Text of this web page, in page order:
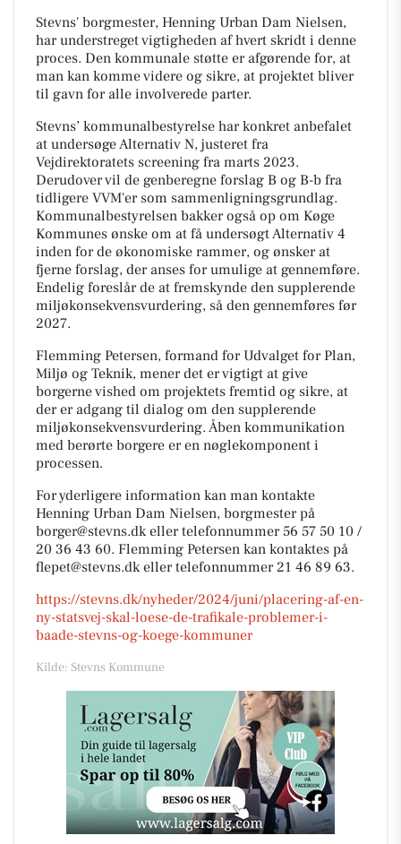
Stevns' borgmester, Henning Urban Dam Nielsen,
har understreget vigtigheden af hvert skridt i denne
proces. Den kommunale støtte er afgørende for, at
man kan komme videre og sikre, at projektet bliver
til gavn for alle involverede parter.
Stevns’ kommunalbestyrelse har konkret anbefalet
at undersøge Alternativ N, justeret fra
Vejdirektoratets screening fra marts 2023.
Derudover vil de genberegne forslag B og B-b fra
tidligere VVM'er som sammenligningsgrundlag.
Kommunalbestyrelsen bakker også op om Køge
Kommunes ønske om at få undersøgt Alternativ 4
inden for de økonomiske rammer, og ønsker at
fjerne forslag, der anses for umulige at gennemføre.
Endelig foreslår de at fremskynde den supplerende
miljøkonsekvensvurdering, så den gennemføres før
2027.
Flemming Petersen, formand for Udvalget for Plan,
Miljø og Teknik, mener det er vigtigt at give
borgerne vished om projektets fremtid og sikre, at
der er adgang til dialog om den supplerende
miljøkonsekvensvurdering. Åben kommunikation
med berørte borgere er en nøglekomponent i
processen.
For yderligere information kan man kontakte
Henning Urban Dam Nielsen, borgmester på
borger@stevns.dk eller telefonnummer 56 57 50 10 /
20 36 43 60. Flemming Petersen kan kontaktes på
flepet@stevns.dk eller telefonnummer 21 46 89 63.
https://stevns.dk/nyheder/2024/juni/placering-af-en-
ny-statsvej-skal-loese-de-trafikale-problemer-i-
baade-stevns-og-koege-kommuner
Kilde: Stevns Kommune